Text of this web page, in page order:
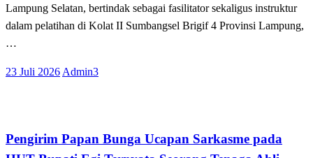
Lampung Selatan, bertindak sebagai fasilitator sekaligus instruktur
dalam pelatihan di Kolat II Sumbangsel Brigif 4 Provinsi Lampung,
…
Posted
23 Juli 2026 Admin3
Pengirim Papan Bunga Ucapan Sarkasme pada